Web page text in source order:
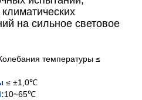
на сильное световое
температуры ≤
≤ ±1,0℃
10~65℃